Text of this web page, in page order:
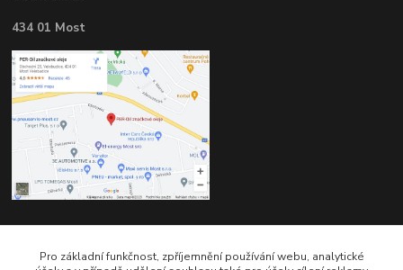
434 01 Most
Kontakty
Pro základní funkčnost, zpříjemnění používání webu, analytické